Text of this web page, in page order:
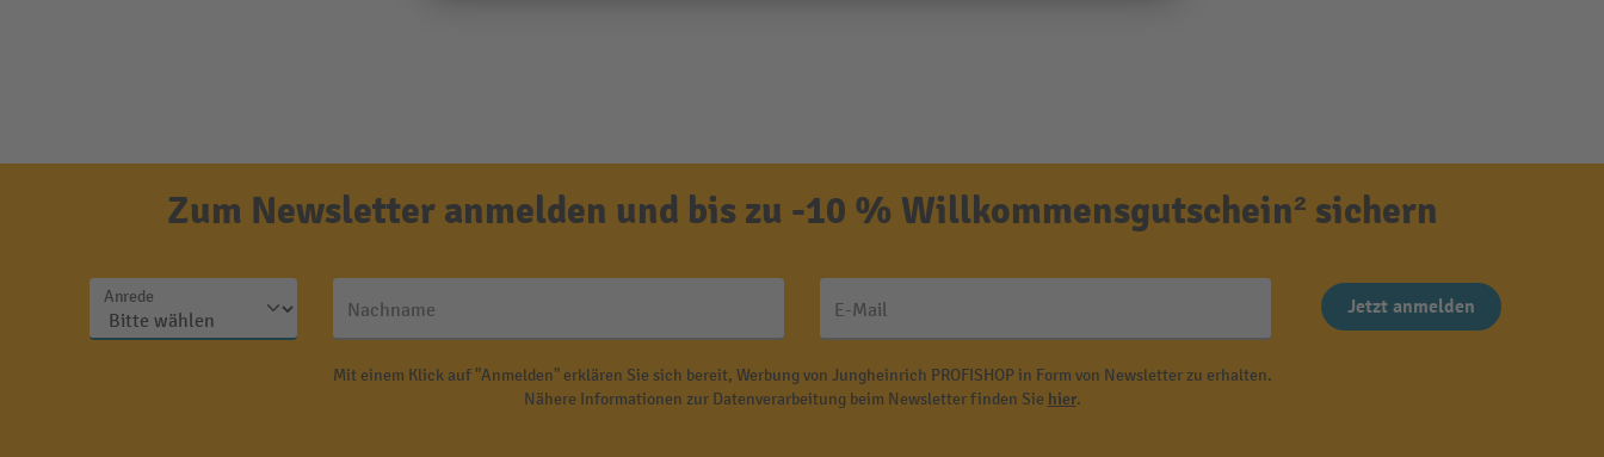
Zum Newsletter anmelden und bis zu -10 % Willkommensgutschein² sichern
Anrede
Nachname E-Mail Jetzt anmelden
Mit einem Klick auf "Anmelden" erklären Sie sich bereit, Werbung von Jungheinrich PROFISHOP in Form von Newsletter zu erhalten.
Nähere Informationen zur Datenverarbeitung beim Newsletter finden Sie hier.